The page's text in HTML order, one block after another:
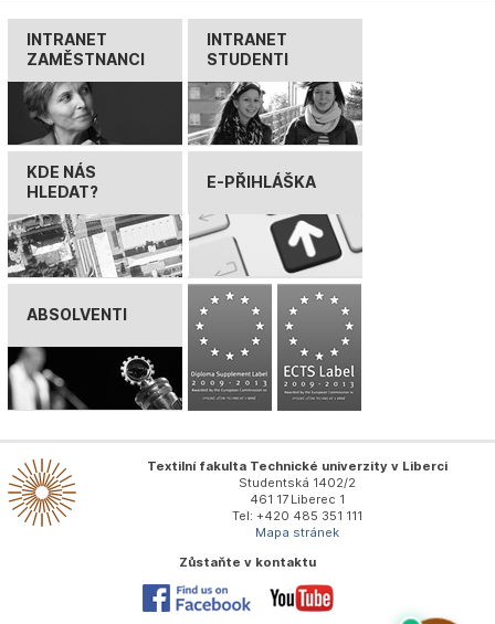
INTRANET
ZAMĚSTNANCI
INTRANET
STUDENTI
KDE NÁS
HLEDAT?
E-PŘIHLÁŠKA
ABSOLVENTI
Textilní fakulta Technické univerzity v Liberci
Studentská 1402/2
461 17 Liberec 1
Tel: +420 485 351 111
Mapa stránek
Zůstaňte v kontaktu